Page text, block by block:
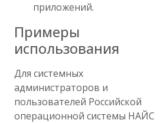
приложений.
Примеры
использования
Для системных
администраторов и
пользователей Российской
операционной системы НАЙС